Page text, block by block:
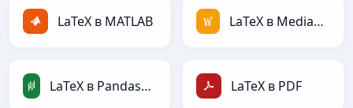
LaTeX в MATLAB LaTeX в MediaWiki
LaTeX в PandasDataFrame LaTeX в PDF